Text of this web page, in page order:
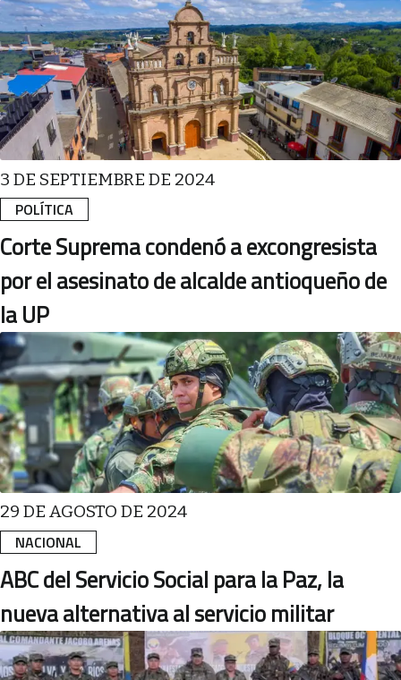
POLÍTICA
3 DE SEPTIEMBRE DE 2024
Corte Suprema condenó a excongresista
por el asesinato de alcalde antioqueño de
la UP
NACIONAL
29 DE AGOSTO DE 2024
ABC del Servicio Social para la Paz, la
nueva alternativa al servicio militar